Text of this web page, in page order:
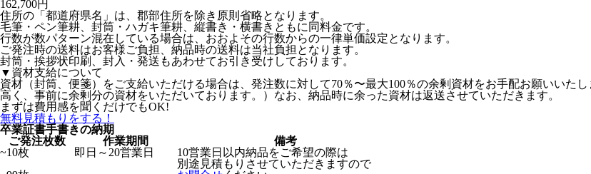
162,700円
住所の「都道府県名」は、郡部住所を除き原則省略となります。
毛筆・ペン筆耕、封筒・ハガキ筆耕、縦書き・横書きともに同料金です。
行数が数パターン混在している場合は、おおよその行数からの一律単価設定となります。
ご発注時の送料はお客様ご負担、納品時の送料は当社負担となります。
封筒・挨拶状印刷、封入・発送もあわせてお引き受けしております。
▼資材支給について
資材（封筒、便箋）をご支給いただける場合は、発注数に対して70％〜最大100％の余剰資材をお手配お願いいた
高く、事前に余剰分の資材をいただいております。）なお、納品時に余った資材は返送させていただきます。
まずは費用感を聞くだけでもOK!
無料見積もりをする！
卒業証書手書きの納期
ご発注枚数
作業期間
備考
~10枚
即日～20営業日
10営業日以内納品をご希望の際は
別途見積もりさせていただきますので